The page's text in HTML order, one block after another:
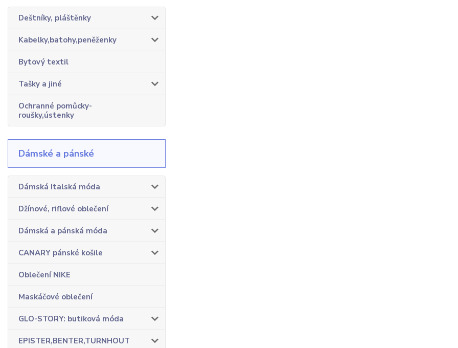
Deštníky, pláštěnky
Kabelky,batohy,peněženky
Bytový textil
Tašky a jiné
Ochranné pomůcky-
roušky,ústenky
Dámské a pánské
Dámská Italská móda
Džínové, riflové oblečení
Dámská a pánská móda
CANARY pánské košile
Oblečení NIKE
Maskáčové oblečení
GLO-STORY: butiková móda
EPISTER,BENTER,TURNHOUT